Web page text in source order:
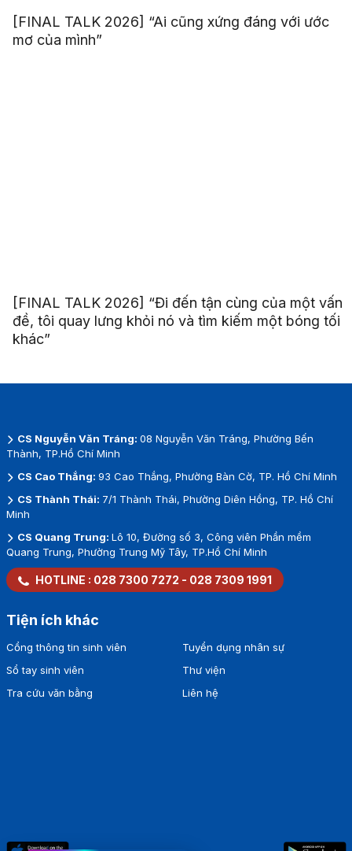
[FINAL TALK 2026] “Ai cũng xứng đáng với ước
mơ của mình”
[FINAL TALK 2026] “Đi đến tận cùng của một vấn
đề, tôi quay lưng khỏi nó và tìm kiếm một bóng tối
khác”
CS Nguyễn Văn Tráng: 08 Nguyễn Văn Tráng, Phường Bến
Thành, TP.Hồ Chí Minh
CS Cao Thắng: 93 Cao Thắng, Phường Bàn Cờ, TP. Hồ Chí Minh
CS Thành Thái: 7/1 Thành Thái, Phường Diên Hồng, TP. Hồ Chí
Minh
CS Quang Trung: Lô 10, Đường số 3, Công viên Phần mềm
Quang Trung, Phường Trung Mỹ Tây, TP.Hồ Chí Minh
HOTLINE : 028 7300 7272 - 028 7309 1991
Tiện ích khác
Cổng thông tin sinh viên
Sổ tay sinh viên
Tra cứu văn bằng
Tuyển dụng nhân sự
Thư viện
Liên hệ